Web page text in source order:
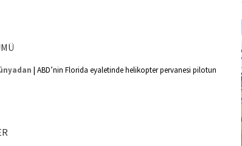
| ABD’nin Florida eyaletinde helikopter pervanesi pilotun